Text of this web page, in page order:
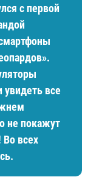
с первой
все
не покажут
всех